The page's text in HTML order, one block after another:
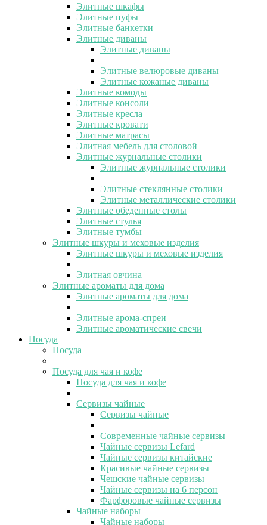
Элитные шкафы
Элитные пуфы
Элитные банкетки
Элитные диваны
Элитные диваны
Элитные велюровые диваны
Элитные кожаные диваны
Элитные комоды
Элитные консоли
Элитные кресла
Элитные кровати
Элитные матрасы
Элитная мебель для столовой
Элитные журнальные столики
Элитные журнальные столики
Элитные стеклянные столики
Элитные металлические столики
Элитные обеденные столы
Элитные стулья
Элитные тумбы
Элитные шкуры и меховые изделия
Элитные шкуры и меховые изделия
Элитная овчина
Элитные ароматы для дома
Элитные ароматы для дома
Элитные арома-спреи
Элитные ароматические свечи
Посуда
Посуда
Посуда для чая и кофе
Посуда для чая и кофе
Сервизы чайные
Сервизы чайные
Современные чайные сервизы
Чайные сервизы Lefard
Чайные сервизы китайские
Красивые чайные сервизы
Чешские чайные сервизы
Чайные сервизы на 6 персон
Фарфоровые чайные сервизы
Чайные наборы
Чайные наборы